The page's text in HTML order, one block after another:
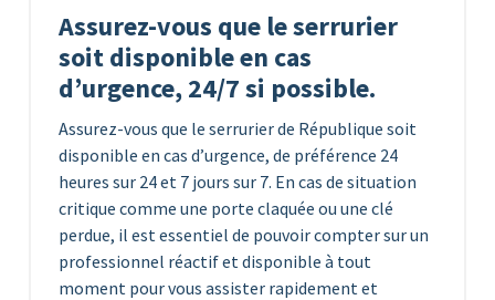
Assurez-vous que le serrurier
soit disponible en cas
d’urgence, 24/7 si possible.
Assurez-vous que le serrurier de République soit
disponible en cas d’urgence, de préférence 24
heures sur 24 et 7 jours sur 7. En cas de situation
critique comme une porte claquée ou une clé
perdue, il est essentiel de pouvoir compter sur un
professionnel réactif et disponible à tout
moment pour vous assister rapidement et